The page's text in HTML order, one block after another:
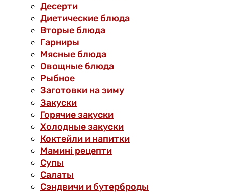
Десерти
Диетические блюда
Вторые блюда
Гарниры
Мясные блюда
Овощные блюда
Рыбное
Заготовки на зиму
Закуски
Горячие закуски
Холодные закуски
Коктейли и напитки
Мамині рецепти
Супы
Салаты
Сэндвичи и бутерброды